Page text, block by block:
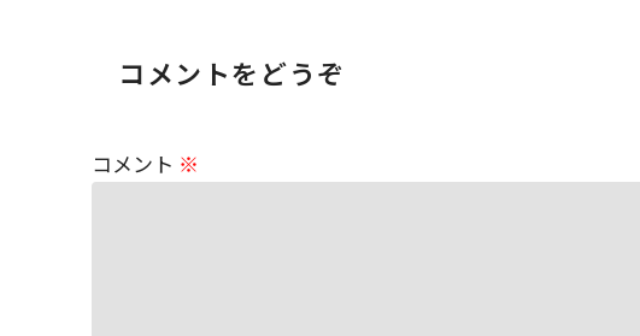
コメントをどうぞ
コメント ※